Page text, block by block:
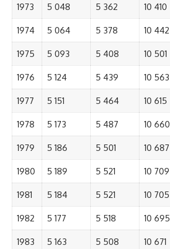
1973 5 048 5 362 10 410
1974 5 064 5 378 10 442
1975 5 093 5 408 10 501
1976 5 124 5 439 10 563
1977 5 151 5 464 10 615
1978 5 173 5 487 10 660
1979 5 186 5 501 10 687
1980 5 189 5 521 10 709
1981 5 184 5 521 10 705
1982 5 177 5 518 10 695
1983 5 163 5 508 10 671